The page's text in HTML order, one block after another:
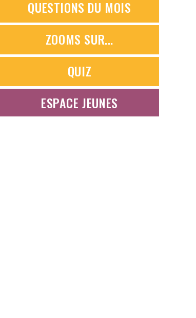
QUESTIONS DU MOIS
ZOOMS SUR...
QUIZ
ESPACE JEUNES